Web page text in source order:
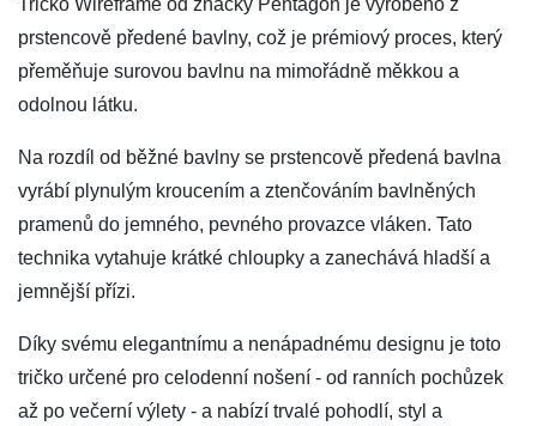
Tričko Wireframe od značky Pentagon je vyrobeno z
prstencově předené bavlny, což je prémiový proces, který
přeměňuje surovou bavlnu na mimořádně měkkou a
odolnou látku.
Na rozdíl od běžné bavlny se prstencově předená bavlna
vyrábí plynulým kroucením a ztenčováním bavlněných
pramenů do jemného, ​​pevného provazce vláken. Tato
technika vytahuje krátké chloupky a zanechává hladší a
jemnější přízi.
Díky svému elegantnímu a nenápadnému designu je toto
tričko určené pro celodenní nošení - od ranních pochůzek
až po večerní výlety - a nabízí trvalé pohodlí, styl a